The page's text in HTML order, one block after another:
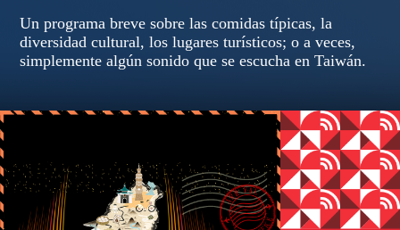
Un programa breve sobre las comidas típicas, la
diversidad cultural, los lugares turísticos; o a veces,
simplemente algún sonido que se escucha en Taiwán.